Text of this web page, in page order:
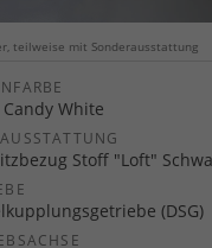
teilweise mit Sonderausstattung
Candy White
Stoff "Loft"
(DSG)